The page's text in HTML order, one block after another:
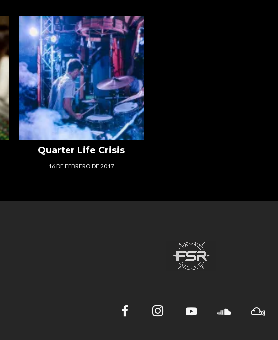
Quarter Life Crisis
16 DE FEBRERO DE 2017